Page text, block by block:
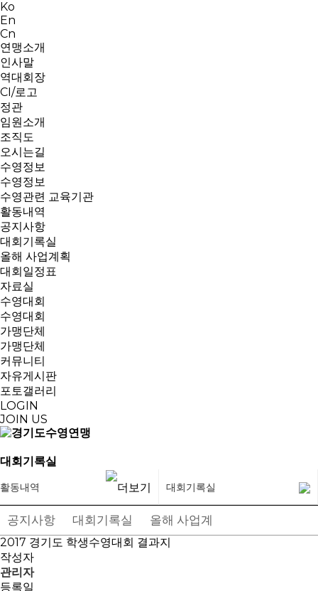
Ko
En
Cn
연맹소개
인사말
역대회장
CI/로고
정관
임원소개
조직도
오시는길
수영정보
수영정보
수영관련 교육기관
활동내역
공지사항
대회기록실
올해 사업계획
대회일정표
자료실
수영대회
수영대회
가맹단체
가맹단체
커뮤니티
자유게시판
포토갤러리
LOGIN
JOIN US
대회기록실
활동내역 대회기록실
공지사항 대회기록실 올해 사업계획
2017 경기도 학생수영대회 결과지
작성자
관리자
등록일